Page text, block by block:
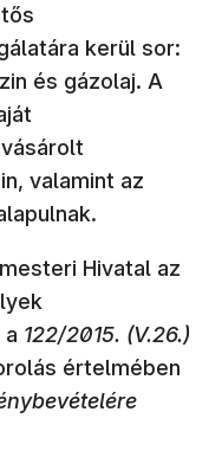
kerül sor:
és gázolaj. A
valamint az
Hivatal az
122/2015. (V.26.)
értelmében